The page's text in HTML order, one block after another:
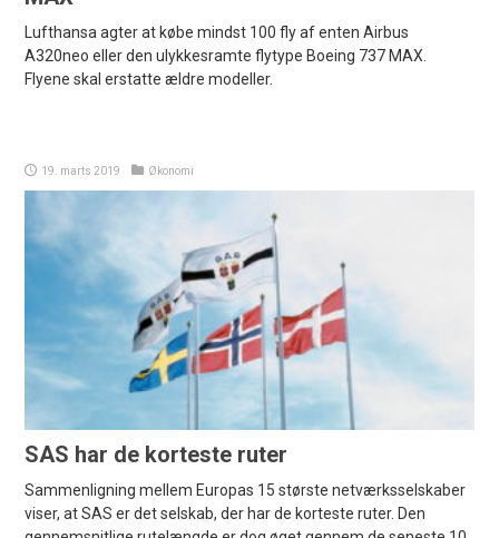
Lufthansa agter at købe mindst 100 fly af enten Airbus
A320neo eller den ulykkesramte flytype Boeing 737 MAX.
Flyene skal erstatte ældre modeller.
19. marts 2019 Økonomi
SAS har de korteste ruter
Sammenligning mellem Europas 15 største netværksselskaber
viser, at SAS er det selskab, der har de korteste ruter. Den